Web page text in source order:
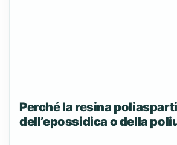
Perché la resina
dell’epossidica o della